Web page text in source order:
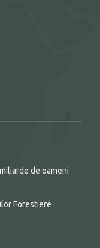
de oameni
Forestiere